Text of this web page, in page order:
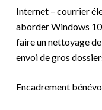
Internet – courrier
aborder Windows
faire un nettoyage de
envoi de gros
Encadrement